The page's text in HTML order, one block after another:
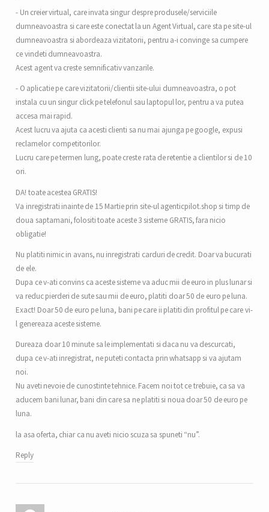
- Un creier virtual, care invata singur despre produsele/serviciile
dumneavoastra si care este conectat la un Agent Virtual, care sta pe site-ul
dumneavoastra si abordeaza vizitatorii, pentru a-i convinge sa cumpere
ce vindeti dumneavoastra.
Acest agent va creste semnificativ vanzarile.
- O aplicatie pe care vizitatorii/clientii site-ului dumneavoastra, o pot
instala cu un singur click pe telefonul sau laptopul lor, pentru a va putea
accesa mai rapid.
Acest lucru va ajuta ca acesti clienti sa nu mai ajunga pe google, expusi
reclamelor competitorilor.
Lucru care pe termen lung, poate creste rata de retentie a clientilor si de 10
ori.
DA! toate acestea GRATIS!
Va inregistrati inainte de 15 Martie prin site-ul agenticpilot.shop si timp de
doua saptamani, folositi toate aceste 3 sisteme GRATIS, fara nicio
obligatie!
Nu platiti nimic in avans, nu inregistrati carduri de credit. Doar va bucurati
de ele.
Dupa ce v-ati convins ca aceste sisteme va aduc mii de euro in plus lunar si
va reduc pierderi de sute sau mii de euro, platiti doar 50 de euro pe luna.
Exact! Doar 50 de euro pe luna, bani pe care ii platiti din profitul pe care vi-
l genereaza aceste sisteme.
Dureaza doar 10 minute sa le implementati si daca nu va descurcati,
dupa ce v-ati inregistrat, ne puteti contacta prin whatsapp si va ajutam
noi.
Nu aveti nevoie de cunostinte tehnice. Facem noi tot ce trebuie, ca sa va
aducem bani lunar, bani din care sa ne platiti si noua doar 50 de euro pe
luna.
la asa oferta, chiar ca nu aveti nicio scuza sa spuneti “nu”.
Reply